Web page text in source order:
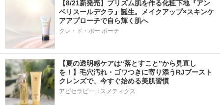
【8/21新発売】プリズム肌を作る化粧下地『アン
ベリスールデクラ』誕生。メイクアップ×スキンケ
アアプローチで自ら輝く肌へ
クレ・ド・ポー ボーテ
【夏の透明感ケアは“落とすこと”から見直し
を！】毛穴汚れ・ゴワつきに寄り添うRJブースト
クレンズで、今すぐ始める美肌習慣
アピセラピーコスメティクス